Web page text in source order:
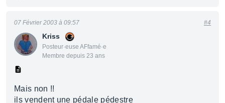
Kriss
Posteur·euse AFfamé·e
Membre depuis 23 ans
07 Février 2003 à 09:57 #4
Mais non !!
ils vendent une pédale pédestre